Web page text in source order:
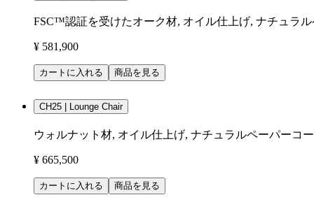
FSC™認証を受けたオーク材, オイル仕上げ, ナチュラ
¥ 581,900
カートに入れる 商品を見る
CH25 | Lounge Chair
ウォルナット材, オイル仕上げ, ナチュラルペーパーコ
¥ 665,500
カートに入れる 商品を見る